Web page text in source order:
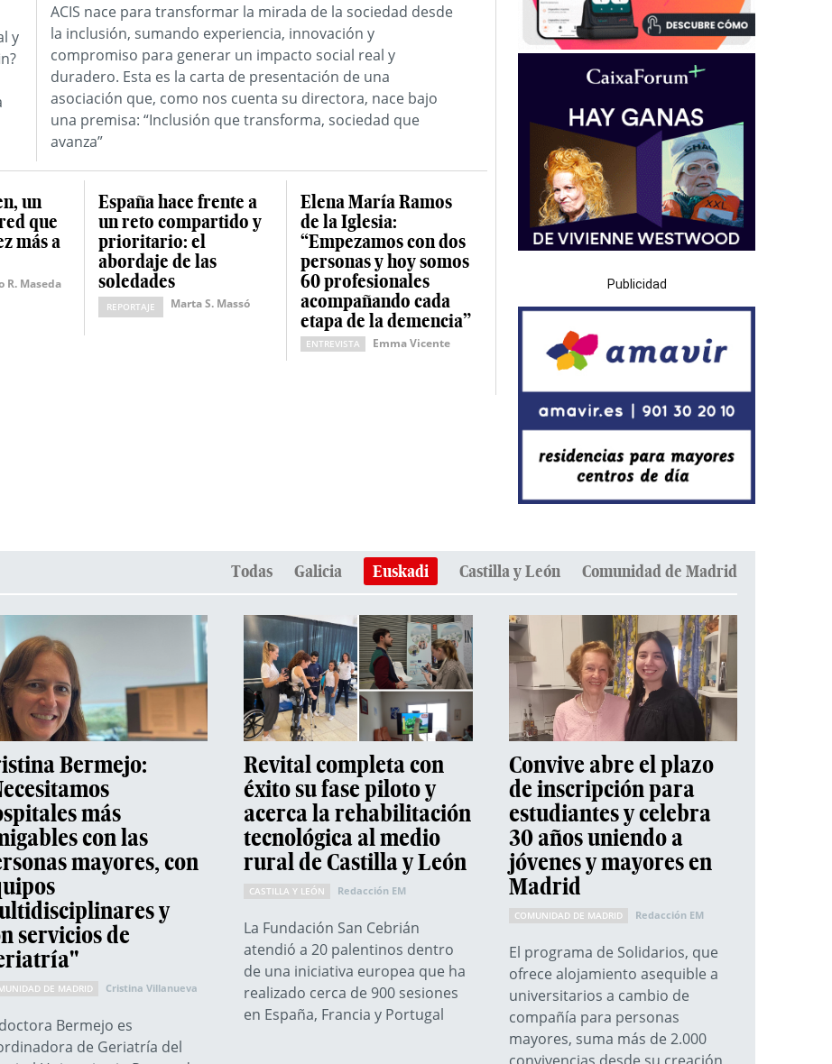
y
ACIS nace para transformar la mirada de la sociedad desde
la inclusión, sumando experiencia, innovación y
compromiso para generar un impacto social real y
duradero. Esta es la carta de presentación de una
asociación que, como nos cuenta su directora, nace bajo
una premisa: “Inclusión que transforma, sociedad que
avanza”
un
que
más a
R. Maseda
España hace frente a
un reto compartido y
prioritario: el
abordaje de las
soledades
REPORTAJE Marta S. Massó
Elena María Ramos
de la Iglesia:
“Empezamos con dos
personas y hoy somos
60 profesionales
acompañando cada
etapa de la demencia”
ENTREVISTA Emma Vicente
Publicidad
Todas Galicia Euskadi Castilla y León Comunidad de Madrid
Bermejo:
más
con las
mayores, con
y
servicios de
DE MADRID Cristina Villanueva
Bermejo es
de Geriatría del
Revital completa con
éxito su fase piloto y
acerca la rehabilitación
tecnológica al medio
rural de Castilla y León
CASTILLA Y LEÓN Redacción EM
La Fundación San Cebrián
atendió a 20 palentinos dentro
de una iniciativa europea que ha
realizado cerca de 900 sesiones
en España, Francia y Portugal
Convive abre el plazo
de inscripción para
estudiantes y celebra
30 años uniendo a
jóvenes y mayores en
Madrid
COMUNIDAD DE MADRID Redacción EM
El programa de Solidarios, que
ofrece alojamiento asequible a
universitarios a cambio de
compañía para personas
mayores, suma más de 2.000